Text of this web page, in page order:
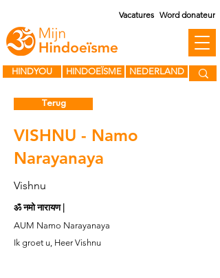
HINDOEÏSME
HINDYOU NEDERLAND
Vacatures Word donateur
Terug
VISHNU - Namo
Narayanaya
Vishnu
ॐ नमो नारायण |
AUM Namo Narayanaya
Ik groet u, Heer Vishnu